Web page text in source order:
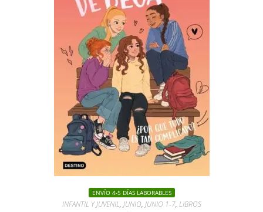
ENVÍO 4-5 DÍAS LABORABLES
INFANTIL Y JUVENIL, JUNIO, JUNIO 1-7, LIBROS